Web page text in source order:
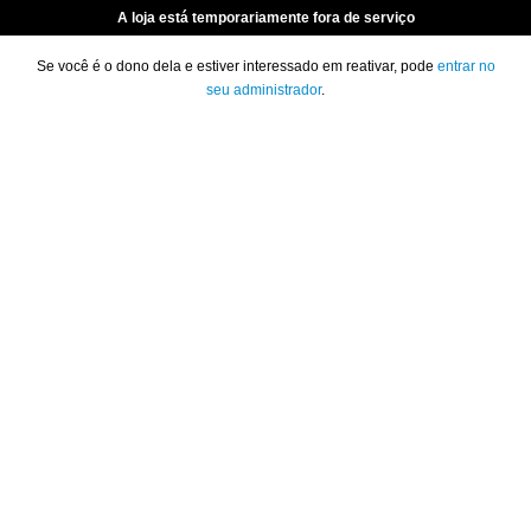
A loja está temporariamente fora de serviço
Se você é o dono dela e estiver interessado em reativar, pode entrar no
seu administrador.